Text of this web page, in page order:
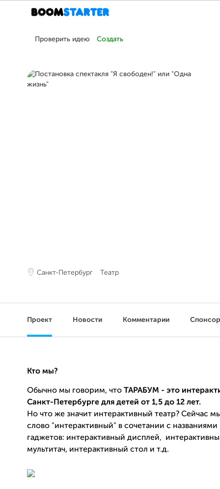
Проверить идею Создать
Санкт-Петербург Театр
Проект Новости Комментарии
Кто мы?
Обычно мы говорим, что ТАРАБУМ - это
Санкт-Петербурге для детей от 1,5 до 12 лет.
Но что же значит интерактивный театр? Сейчас
слово "интерактивный" в сочетании с названиями
гаджетов: интерактивный дисплей,
мультитач, интерактивный стол и т.д.